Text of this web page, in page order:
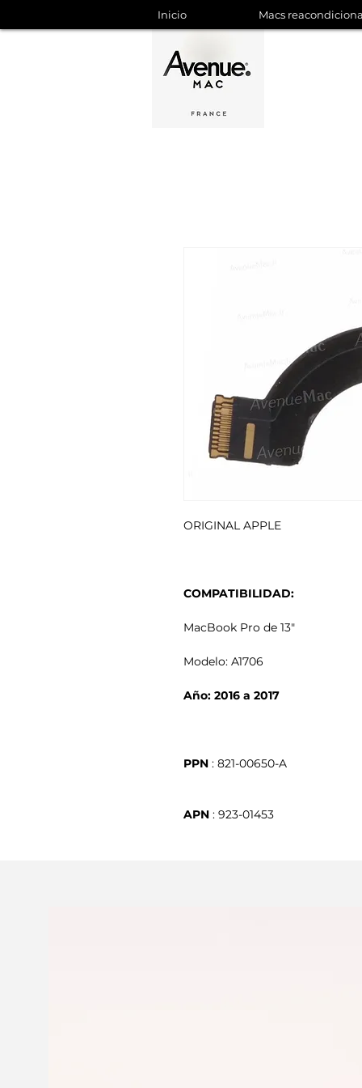
Inicio Macs
ORIGINAL APPLE
COMPATIBILIDAD:
MacBook Pro de 13"
Modelo: A1706
Año: 2016 a 2017
PPN
APN : 923-01453